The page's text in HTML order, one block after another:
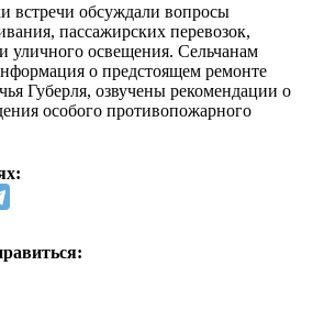
встречи обсуждали вопросы
пассажирских перевозок,
уличного освещения. Сельчанам
о предстоящем ремонте
Губерля, озвучены рекомендации о
особого противопожарного